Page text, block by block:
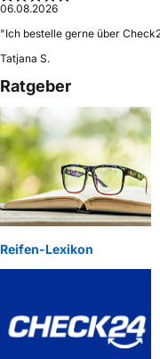
06.08.2026
"Ich bestelle gerne über
Tatjana S.
Ratgeber
Reifen-Lexikon